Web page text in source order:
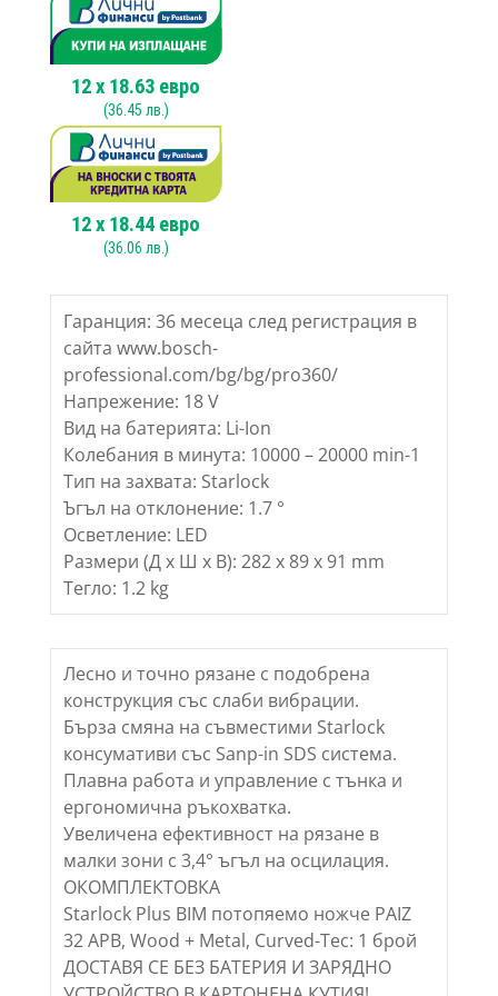
SOLO,
18V
12x 18.63 евро
(36.45 лв.)
12x 18.44 евро
(36.06 лв.)
Гаранция: 36 месеца след регистрация в
сайта www.bosch-
professional.com/bg/bg/pro360/
Напрежение: 18 V
Вид на батерията: Li-Ion
Колебания в минута: 10000 – 20000 min-1
Тип на захвата: Starlock
Ъгъл на отклонение: 1.7 °
Осветление: LED
Размери (Д х Ш х В): 282 х 89 х 91 mm
Тегло: 1.2 kg
Лесно и точно рязане с подобрена
конструкция със слаби вибрации.
Бърза смяна на съвместими Starlock
консумативи със Sanp-in SDS система.
Плавна работа и управление с тънка и
ергономична ръкохватка.
Увеличена ефективност на рязане в
малки зони с 3,4° ъгъл на осцилация.
ОКОМПЛЕКТОВКА
Starlock Plus BIM потопяемо ножче PAIZ
32 APB, Wood + Metal, Curved-Tec: 1 брой
ДОСТАВЯ СЕ БЕЗ БАТЕРИЯ И ЗАРЯДНО